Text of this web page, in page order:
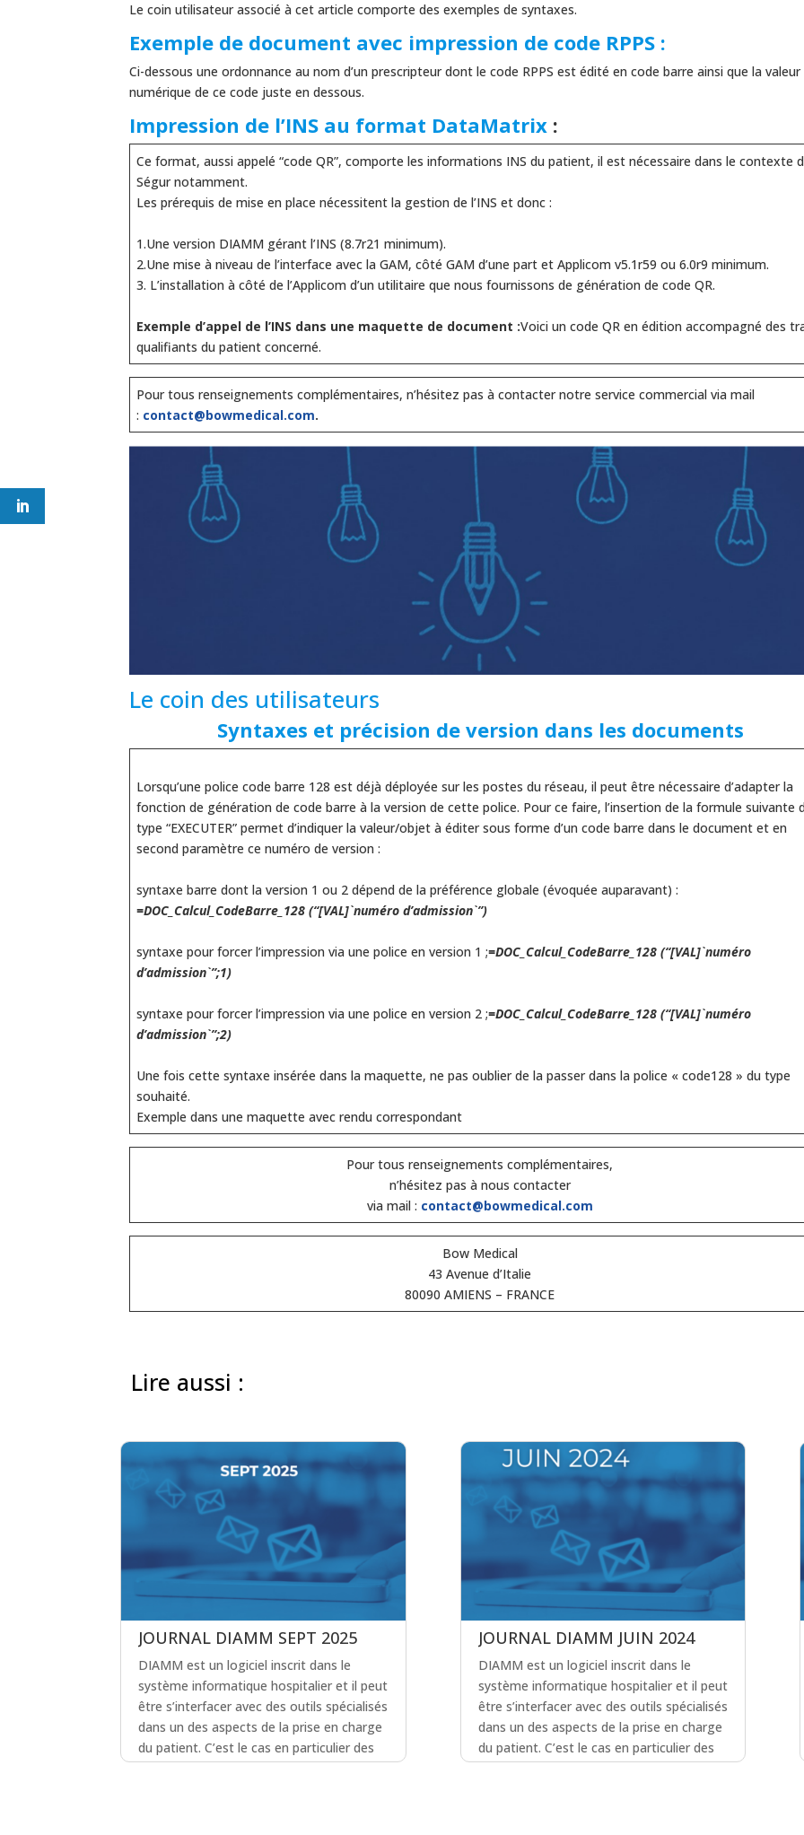
Le coin utilisateur associé à cet article comporte des exemples de syntaxes.
Exemple de document avec impression de code RPPS :
Ci-dessous une ordonnance au nom d’un prescripteur dont le code RPPS est édité en code barre ainsi que la valeur
numérique de ce code juste en dessous.
Impression de l’INS au format DataMatrix :
Ce format, aussi appelé “code QR”, comporte les informations INS du patient, il est nécessaire dans le contexte
Ségur notamment.
Les prérequis de mise en place nécessitent la gestion de l’INS et donc :
1.Une version DIAMM gérant l’INS (8.7r21 minimum).
2.Une mise à niveau de l’interface avec la GAM, côté GAM d’une part et Applicom v5.1r59 ou 6.0r9 minimum.
3. L’installation à côté de l’Applicom d’un utilitaire que nous fournissons de génération de code QR.
Exemple d’appel de l’INS dans une maquette de document :Voici un code QR en édition accompagné des
qualifiants du patient concerné.
Pour tous renseignements complémentaires, n’hésitez pas à contacter notre service commercial via mail
: contact@bowmedical.com.
Le coin des utilisateurs
Syntaxes et précision de version dans les documents
Lorsqu’une police code barre 128 est déjà déployée sur les postes du réseau, il peut être nécessaire d’adapter la
fonction de génération de code barre à la version de cette police. Pour ce faire, l’insertion de la formule suivante
type “EXECUTER” permet d’indiquer la valeur/objet à éditer sous forme d’un code barre dans le document et en
second paramètre ce numéro de version :
syntaxe barre dont la version 1 ou 2 dépend de la préférence globale (évoquée auparavant) :
=DOC_Calcul_CodeBarre_128 (“[VAL]`numéro d’admission`”)
syntaxe pour forcer l’impression via une police en version 1 ;=DOC_Calcul_CodeBarre_128 (“[VAL]`numéro
d’admission`”;1)
syntaxe pour forcer l’impression via une police en version 2 ;=DOC_Calcul_CodeBarre_128 (“[VAL]`numéro
d’admission`”;2)
Une fois cette syntaxe insérée dans la maquette, ne pas oublier de la passer dans la police « code128 » du type
souhaité.
Exemple dans une maquette avec rendu correspondant
Pour tous renseignements complémentaires,
n’hésitez pas à nous contacter
via mail : contact@bowmedical.com
Bow Medical
43 Avenue d’Italie
80090 AMIENS – FRANCE
Lire aussi :
JOURNAL DIAMM SEPT 2025
DIAMM est un logiciel inscrit dans le
système informatique hospitalier et il peut
être s’interfacer avec des outils spécialisés
dans un des aspects de la prise en charge
du patient. C’est le cas en particulier des
dossiers d’imagerie. Nous décrivons dans
JOURNAL DIAMM JUIN 2024
DIAMM est un logiciel inscrit dans le
système informatique hospitalier et il peut
être s’interfacer avec des outils spécialisés
dans un des aspects de la prise en charge
du patient. C’est le cas en particulier des
dossiers d’imagerie. Nous décrivons dans